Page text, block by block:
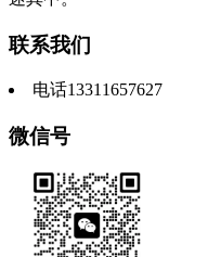
联系我们
电话13311657627
微信号